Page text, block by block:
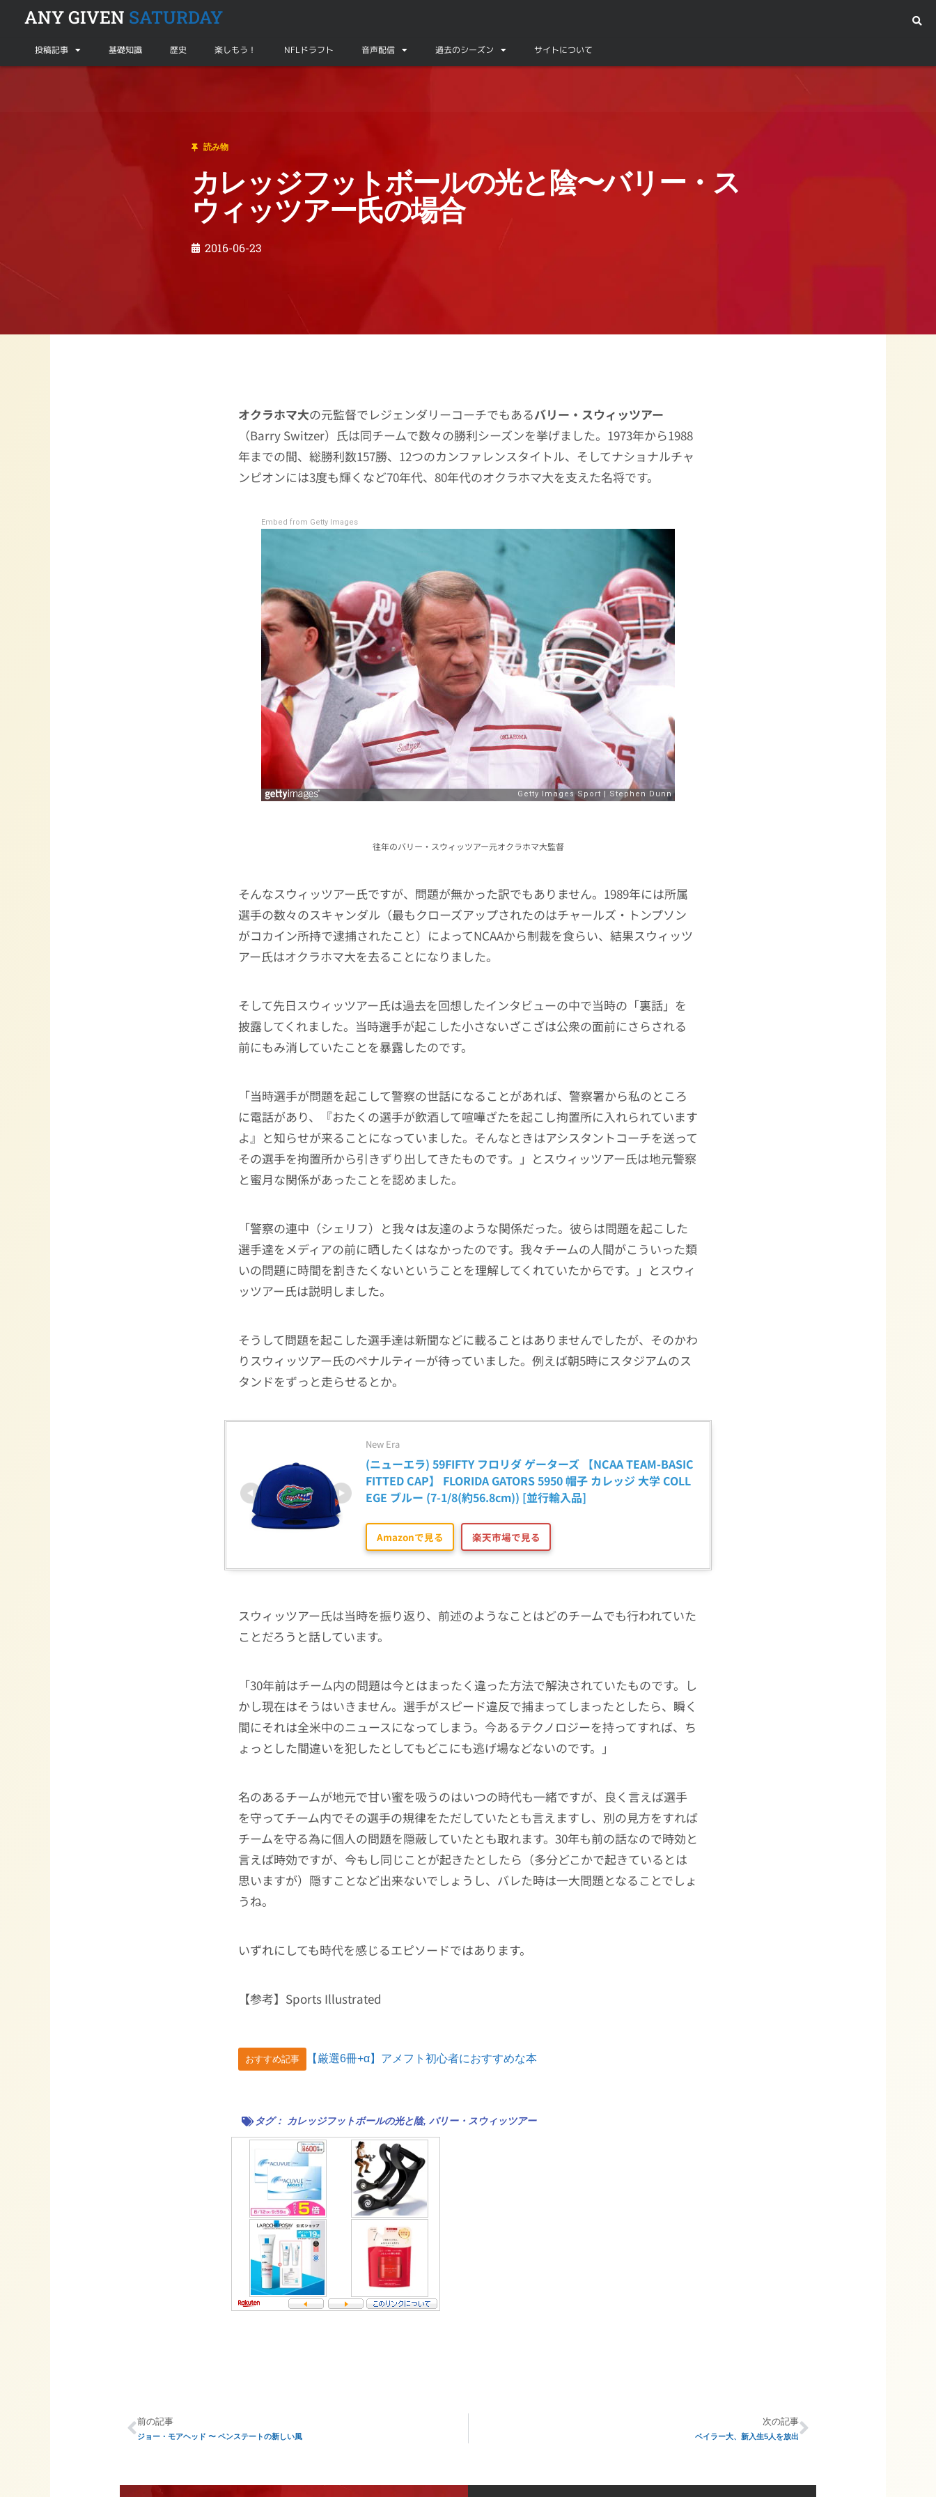
ANY GIVEN SATURDAY
投稿記事 基礎知識 歴史 楽しもう！ NFLドラフト 音声配信 過去のシーズン サイトについて
読み物
カレッジフットボールの光と陰〜バリー・ス
ウィッツアー氏の場合
2016-06-23
オクラホマ大の元監督でレジェンダリーコーチでもあるバリー・スウィッツアー
（Barry Switzer）氏は同チームで数々の勝利シーズンを挙げました。1973年から1988
年までの間、総勝利数157勝、12つのカンファレンスタイトル、そしてナショナルチャ
ンピオンには3度も輝くなど70年代、80年代のオクラホマ大を支えた名将です。
Embed from Getty Images
往年のバリー・スウィッツアー元オクラホマ大監督
そんなスウィッツアー氏ですが、問題が無かった訳でもありません。1989年には所属
選手の数々のスキャンダル（最もクローズアップされたのはチャールズ・トンプソン
がコカイン所持で逮捕されたこと）によってNCAAから制裁を食らい、結果スウィッツ
アー氏はオクラホマ大を去ることになりました。
そして先日スウィッツアー氏は過去を回想したインタビューの中で当時の「裏話」を
披露してくれました。当時選手が起こした小さないざこざは公衆の面前にさらされる
前にもみ消していたことを暴露したのです。
「当時選手が問題を起こして警察の世話になることがあれば、警察署から私のところ
に電話があり、『おたくの選手が飲酒して喧嘩ざたを起こし拘置所に入れられています
よ』と知らせが来ることになっていました。そんなときはアシスタントコーチを送って
その選手を拘置所から引きずり出してきたものです。」とスウィッツアー氏は地元警察
と蜜月な関係があったことを認めました。
「警察の連中（シェリフ）と我々は友達のような関係だった。彼らは問題を起こした
選手達をメディアの前に晒したくはなかったのです。我々チームの人間がこういった類
いの問題に時間を割きたくないということを理解してくれていたからです。」とスウィ
ッツアー氏は説明しました。
そうして問題を起こした選手達は新聞などに載ることはありませんでしたが、そのかわ
りスウィッツアー氏のペナルティーが待っていました。例えば朝5時にスタジアムのス
タンドをずっと走らせるとか。
New Era
(ニューエラ) 59FIFTY フロリダ ゲーターズ 【NCAA TEAM-BASIC
FITTED CAP】 FLORIDA GATORS 5950 帽子 カレッジ 大学 COLL
EGE ブルー (7-1/8(約56.8cm)) [並行輸入品]
Amazonで見る 楽天市場で見る
スウィッツアー氏は当時を振り返り、前述のようなことはどのチームでも行われていた
ことだろうと話しています。
「30年前はチーム内の問題は今とはまったく違った方法で解決されていたものです。し
かし現在はそうはいきません。選手がスピード違反で捕まってしまったとしたら、瞬く
間にそれは全米中のニュースになってしまう。今あるテクノロジーを持ってすれば、ち
ょっとした間違いを犯したとしてもどこにも逃げ場などないのです。」
名のあるチームが地元で甘い蜜を吸うのはいつの時代も一緒ですが、良く言えば選手
を守ってチーム内でその選手の規律をただしていたとも言えますし、別の見方をすれば
チームを守る為に個人の問題を隠蔽していたとも取れます。30年も前の話なので時効と
言えば時効ですが、今もし同じことが起きたとしたら（多分どこかで起きているとは
思いますが）隠すことなど出来ないでしょうし、バレた時は一大問題となることでしょ
うね。
いずれにしても時代を感じるエピソードではあります。
【参考】Sports Illustrated
おすすめ記事 【厳選6冊+α】アメフト初心者におすすめな本
タグ： カレッジフットボールの光と陰, バリー・スウィッツアー
前の記事
ジョー・モアヘッド 〜 ペンステートの新しい風
次の記事
ベイラー大、新入生5人を放出